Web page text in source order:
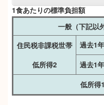
1食あたりの標準負担額
一般（下記以
住民税非課税世帯
低所得2
過去1
過去1
低所得1